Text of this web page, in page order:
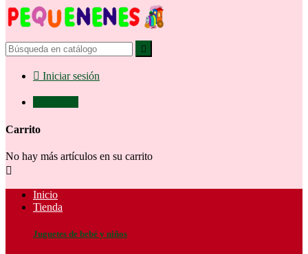

 Iniciar sesión
Carrito
No hay más artículos en su carrito

Inicio
Tienda
Juguetes de bebé y niños